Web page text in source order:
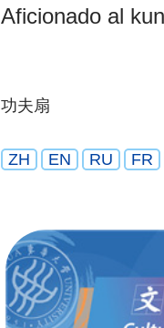
Aficionado al
功夫扇
ZH EN RU FR